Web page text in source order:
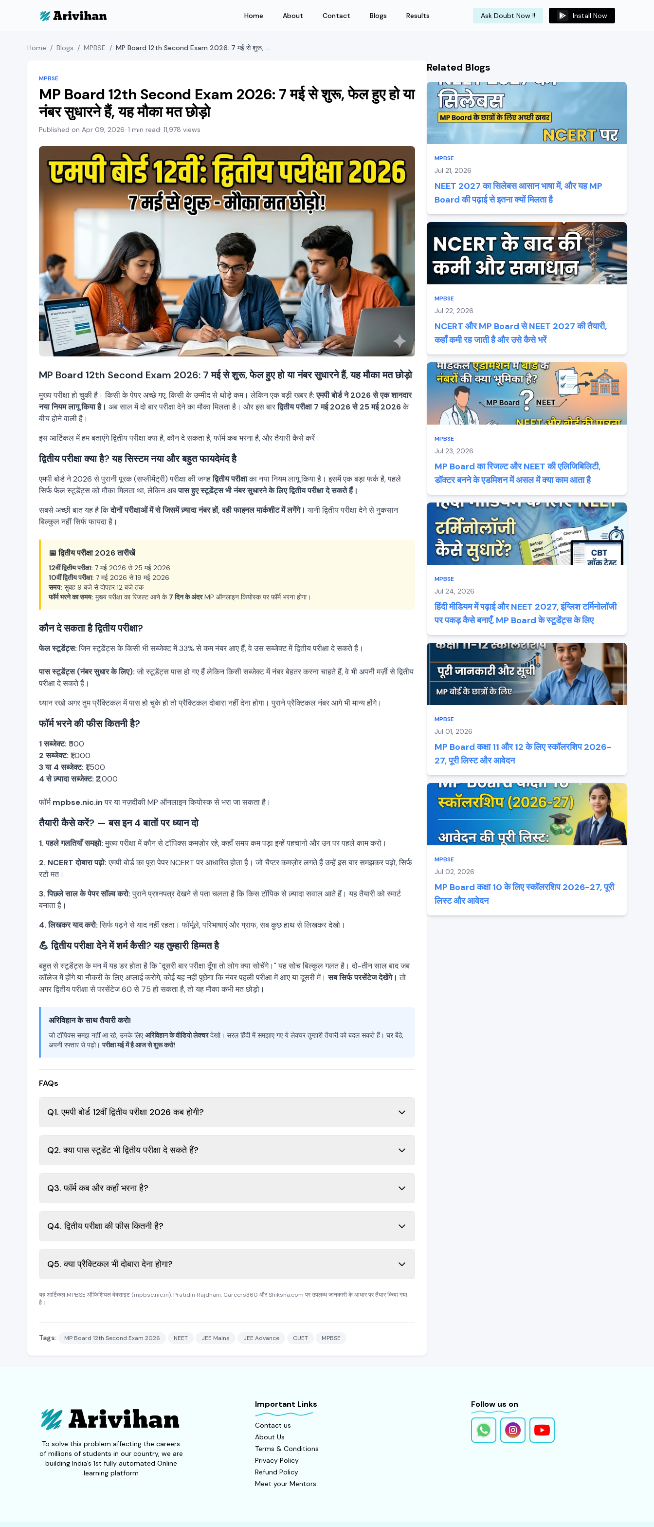
Home About Contact Blogs Results Ask Doubt Now !! Install Now
Home / Blogs / MPBSE / MP Board 12th Second Exam 2026: 7 मई से शुरू, फेल हुए हो या नंबर सुधारने हैं, यह मौका मत छोड़ो
MPBSE
MP Board 12th Second Exam 2026: 7 मई से शुरू, फेल हुए हो या
नंबर सुधारने हैं, यह मौका मत छोड़ो
Published on Apr 09, 2026· 1 min read· 11,978 views
MP Board 12th Second Exam 2026: 7 मई से शुरू, फेल हुए हो या नंबर सुधारने हैं, यह मौका मत छोड़ो
मुख्य परीक्षा हो चुकी है। किसी के पेपर अच्छे गए, किसी के उम्मीद से थोड़े कम। लेकिन एक बड़ी खबर है:एमपी बोर्ड ने 2026 से एक शानदार
नया नियम लागू किया है। अब साल में दो बार परीक्षा देने का मौका मिलता है। और इस बारद्वितीय परीक्षा 7 मई 2026 से 25 मई 2026के
बीच होने वाली है।
इस आर्टिकल में हम बताएंगे द्वितीय परीक्षा क्या है, कौन दे सकता है, फॉर्म कब भरना है, और तैयारी कैसे करें।
द्वितीय परीक्षा क्या है? यह सिस्टम नया और बहुत फायदेमंद है
एमपी बोर्ड ने 2026 से पुरानी पूरक (सप्लीमेंट्री) परीक्षा की जगहद्वितीय परीक्षाका नया नियम लागू किया है। इसमें एक बड़ा फर्क है, पहले
सिर्फ फेल स्टूडेंट्स को मौका मिलता था, लेकिन अबपास हुए स्टूडेंट्स भी नंबर सुधारने के लिए द्वितीय परीक्षा दे सकते हैं।
सबसे अच्छी बात यह है किदोनों परीक्षाओं में से जिसमें ज़्यादा नंबर हों, वही फाइनल मार्कशीट में लगेंगे। यानी द्वितीय परीक्षा देने से नुकसान
बिल्कुल नहीं सिर्फ फायदा है।
📅 द्वितीय परीक्षा 2026 तारीखें
12वीं द्वितीय परीक्षा: 7 मई 2026 से 25 मई 2026
10वीं द्वितीय परीक्षा: 7 मई 2026 से 19 मई 2026
समय: सुबह 9 बजे से दोपहर 12 बजे तक
फॉर्म भरने का समय: मुख्य परीक्षा का रिजल्ट आने के 7 दिन के अंदरMP ऑनलाइन कियोस्क पर फॉर्म भरना होगा।
कौन दे सकता है द्वितीय परीक्षा?
फेल स्टूडेंट्स:जिन स्टूडेंट्स के किसी भी सब्जेक्ट में 33% से कम नंबर आए हैं, वे उस सब्जेक्ट में द्वितीय परीक्षा दे सकते हैं।
पास स्टूडेंट्स (नंबर सुधार के लिए):जो स्टूडेंट्स पास हो गए हैं लेकिन किसी सब्जेक्ट में नंबर बेहतर करना चाहते हैं, वे भी अपनी मर्ज़ी से द्वितीय
परीक्षा दे सकते हैं।
ध्यान रखो अगर तुम प्रैक्टिकल में पास हो चुके हो तो प्रैक्टिकल दोबारा नहीं देना होगा। पुराने प्रैक्टिकल नंबर आगे भी मान्य होंगे।
फॉर्म भरने की फीस कितनी है?
1 सब्जेक्ट: ₹500
2 सब्जेक्ट: ₹1,000
3 या 4 सब्जेक्ट: ₹1,500
4 से ज़्यादा सब्जेक्ट: ₹2,000
फॉर्मmpbse.nic.inपर या नज़दीकी MP ऑनलाइन कियोस्क से भरा जा सकता है।
तैयारी कैसे करें? — बस इन 4 बातों पर ध्यान दो
1. पहले गलतियाँ समझो:मुख्य परीक्षा में कौन से टॉपिक्स कमज़ोर रहे, कहाँ समय कम पड़ा इन्हें पहचानो और उन पर पहले काम करो।
2. NCERT दोबारा पढ़ो:एमपी बोर्ड का पूरा पेपर NCERT पर आधारित होता है। जो चैप्टर कमज़ोर लगते हैं उन्हें इस बार समझकर पढ़ो, सिर्फ
रटो मत।
3. पिछले साल के पेपर सॉल्व करो:पुराने प्रश्नपत्र देखने से पता चलता है कि किस टॉपिक से ज़्यादा सवाल आते हैं। यह तैयारी को स्मार्ट
बनाता है।
4. लिखकर याद करो:सिर्फ पढ़ने से याद नहीं रहता। फॉर्मूले, परिभाषाएं और ग्राफ, सब कुछ हाथ से लिखकर देखो।
💪 द्वितीय परीक्षा देने में शर्म कैसी? यह तुम्हारी हिम्मत है
बहुत से स्टूडेंट्स के मन में यह डर होता है कि "दूसरी बार परीक्षा दूँगा तो लोग क्या सोचेंगे।" यह सोच बिल्कुल गलत है। दो-तीन साल बाद जब
कॉलेज में होंगे या नौकरी के लिए अप्लाई करोगे, कोई यह नहीं पूछेगा कि नंबर पहली परीक्षा में आए या दूसरी में।सब सिर्फ परसेंटेज देखेंगे। तो
अगर द्वितीय परीक्षा से परसेंटेज 60 से 75 हो सकता है, तो यह मौका कभी मत छोड़ो।
अरिविहान के साथ तैयारी करो!
जो टॉपिक्स समझ नहीं आ रहे, उनके लिए अरिविहान के वीडियो लेक्चरदेखो। सरल हिंदी में समझाए गए ये लेक्चर तुम्हारी तैयारी को बदल सकते हैं। घर बैठे,
अपनी रफ्तार से पढ़ो।परीक्षा मई में है आज से शुरू करो!
FAQs
Q1. एमपी बोर्ड 12वीं द्वितीय परीक्षा 2026 कब होगी?
Q2. क्या पास स्टूडेंट भी द्वितीय परीक्षा दे सकते हैं?
Q3. फॉर्म कब और कहाँ भरना है?
Q4. द्वितीय परीक्षा की फीस कितनी है?
Q5. क्या प्रैक्टिकल भी दोबारा देना होगा?
यह आर्टिकल MPBSE ऑफिशियल वेबसाइट (mpbse.nic.in), Pratidin Rajdhani, Careers360 और Shiksha.com पर उपलब्ध जानकारी के आधार पर तैयार किया गया
है।
Tags: MP Board 12th Second Exam 2026 NEET JEE Mains JEE Advance CUET MPBSE
Related Blogs
MPBSE
Jul 21, 2026
NEET 2027 का सिलेबस आसान भाषा में, और यह MP
Board की पढ़ाई से इतना क्यों मिलता है
MPBSE
Jul 22, 2026
NCERT और MP Board से NEET 2027 की तैयारी,
कहाँ कमी रह जाती है और उसे कैसे भरें
MPBSE
Jul 23, 2026
MP Board का रिजल्ट और NEET की एलिजिबिलिटी,
डॉक्टर बनने के एडमिशन में असल में क्या काम आता है
MPBSE
Jul 24, 2026
हिंदी मीडियम में पढ़ाई और NEET 2027, इंग्लिश टर्मिनोलॉजी
पर पकड़ कैसे बनाएँ, MP Board के स्टूडेंट्स के लिए
MPBSE
Jul 01, 2026
MP Board कक्षा 11 और 12 के लिए स्कॉलरशिप 2026-
27, पूरी लिस्ट और आवेदन
MPBSE
Jul 02, 2026
MP Board कक्षा 10 के लिए स्कॉलरशिप 2026-27, पूरी
लिस्ट और आवेदन
To solve this problem affecting the careers
of millions of students in our country, we are
building India’s 1st fully automated Online
learning platform
Important Links
Contact us
About Us
Terms & Conditions
Privacy Policy
Refund Policy
Meet your Mentors
Follow us on